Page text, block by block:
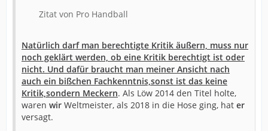
Zitat von Pro Handball
Natürlich darf man berechtigte Kritik äußern, muss nur
noch geklärt werden, ob eine Kritik berechtigt ist oder
nicht. Und dafür braucht man meiner Ansicht nach
auch ein bißchen Fachkenntnis,sonst ist das keine
Kritik,sondern Meckern. Als Löw 2014 den Titel holte,
waren wir Weltmeister, als 2018 in die Hose ging, hat er
versagt.